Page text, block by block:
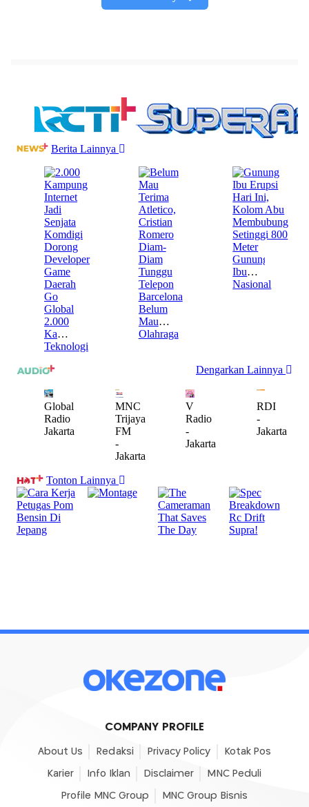
COMPANY PROFILE
About Us Redaksi Privacy Policy Kotak Pos
Karier Info Iklan Disclaimer MNC Peduli
Profile MNC Group MNC Group Bisnis